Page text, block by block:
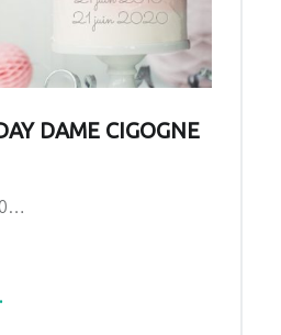
DAME CIGOGNE